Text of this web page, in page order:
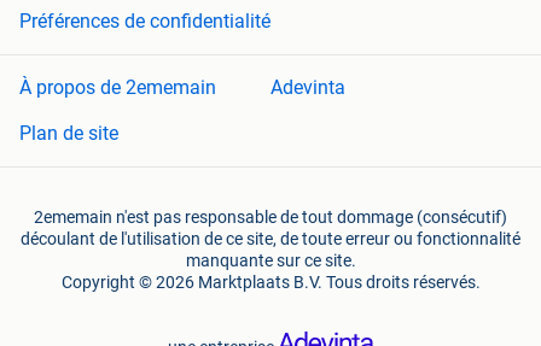
Préférences de confidentialité
À propos de 2ememain
Adevinta
Plan de site
2ememain n'est pas responsable de tout dommage (consécutif)
découlant de l'utilisation de ce site, de toute erreur ou fonctionnalité
manquante sur ce site.
Copyright © 2026 Marktplaats B.V. Tous droits réservés.